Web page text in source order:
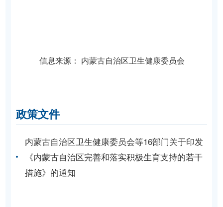
信息来源： 内蒙古自治区卫生健康委员会
政策文件
内蒙古自治区卫生健康委员会等16部门关于印发
《内蒙古自治区完善和落实积极生育支持的若干
措施》的通知